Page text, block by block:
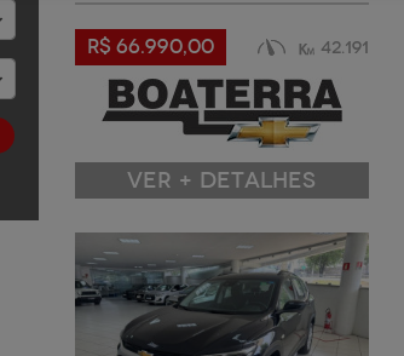
R$ 66.990,00 42.191
VER + DETALHES